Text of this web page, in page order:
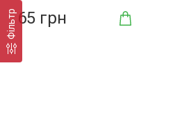
Фільтр65 грн